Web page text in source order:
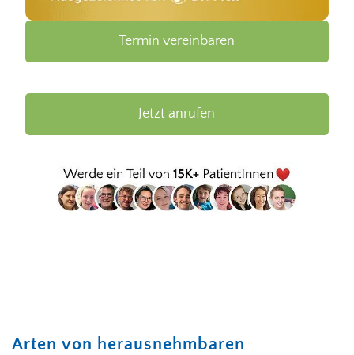
Termin vereinbaren
Jetzt anrufen
Arten von herausnehmbaren